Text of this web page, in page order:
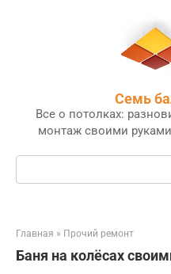
Семь
Все о потолках:
монтаж своими
Поиск:
Главная » Прочий ремонт
Баня на колёсах